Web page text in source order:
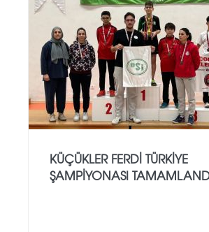
KÜÇÜKLER FERDI TÜRKIYE
ŞAMPIYONASI